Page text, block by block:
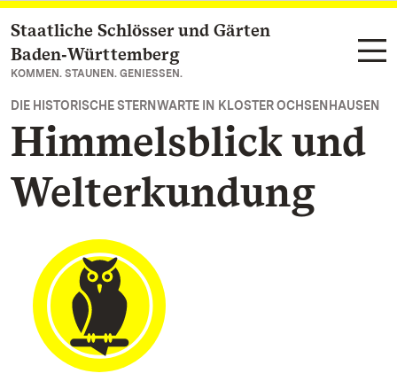
Zum Hauptinhalt springen
Staatliche Schlösser und Gärten
Baden‑Württemberg
KOMMEN. STAUNEN. GENIESSEN.
DIE HISTORISCHE STERNWARTE IN KLOSTER OCHSENHAUSEN
Himmelsblick und
Welterkundung